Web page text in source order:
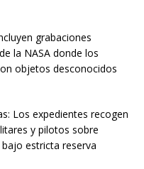
grabaciones
la NASA donde los
objetos desconocidos
Los expedientes recogen
y pilotos sobre
estricta reserva